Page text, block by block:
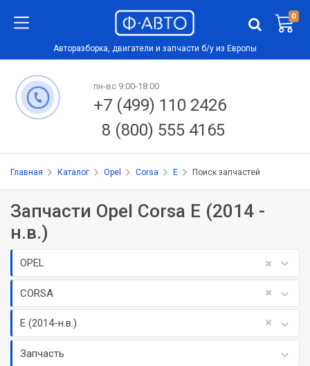
0
Авторазборка, двигатели и запчасти б/у из Европы
пн-вс 9:00-18:00
+7 (499) 110 2426
8 (800) 555 4165
Главная Каталог Opel Corsa E Поиск запчастей
Запчасти Opel Corsa E (2014 -
н.в.)
OPEL
CORSA
E (2014-н.в.)
Запчасть